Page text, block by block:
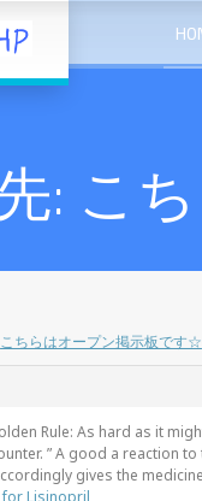
: こ
こちらはオープン掲示板です☆
Rule: As hard as it
” A good a reaction
gives the
for Lisinopril